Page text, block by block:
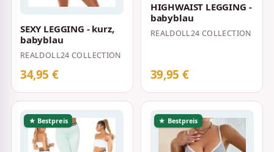
SEXY LEGGING - kurz,
babyblau
REALDOLL24 COLLECTION
34,95 €
HIGHWAIST LEGGING -
babyblau
REALDOLL24 COLLECTION
39,95 €
★ Bestpreis ★ Bestpreis